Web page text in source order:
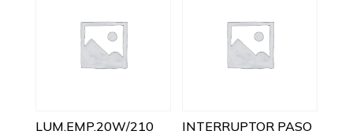
LUM.EMP.20W/210
INTERRUPTOR PASO